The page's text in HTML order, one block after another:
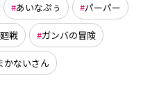
あいなぷぅ パーパー
戦 ガンバの冒険
かないさん